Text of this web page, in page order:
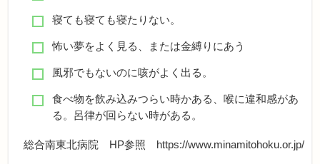
寝ても寝ても寝たりない。
怖い夢をよく見る、または金縛りにあう
風邪でもないのに咳がよく出る。
食べ物を飲み込みつらい時かある、喉に違和感があ
る。呂律が回らない時がある。
総合南東北病院 HP参照 https://www.minamitohoku.or.jp/